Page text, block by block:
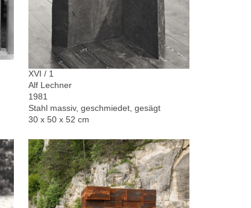
XVI / 1
Alf Lechner
1981
Stahl massiv, geschmiedet, gesägt
30 x 50 x 52 cm